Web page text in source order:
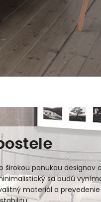
širokou ponukou designov
sa budú
materiál a